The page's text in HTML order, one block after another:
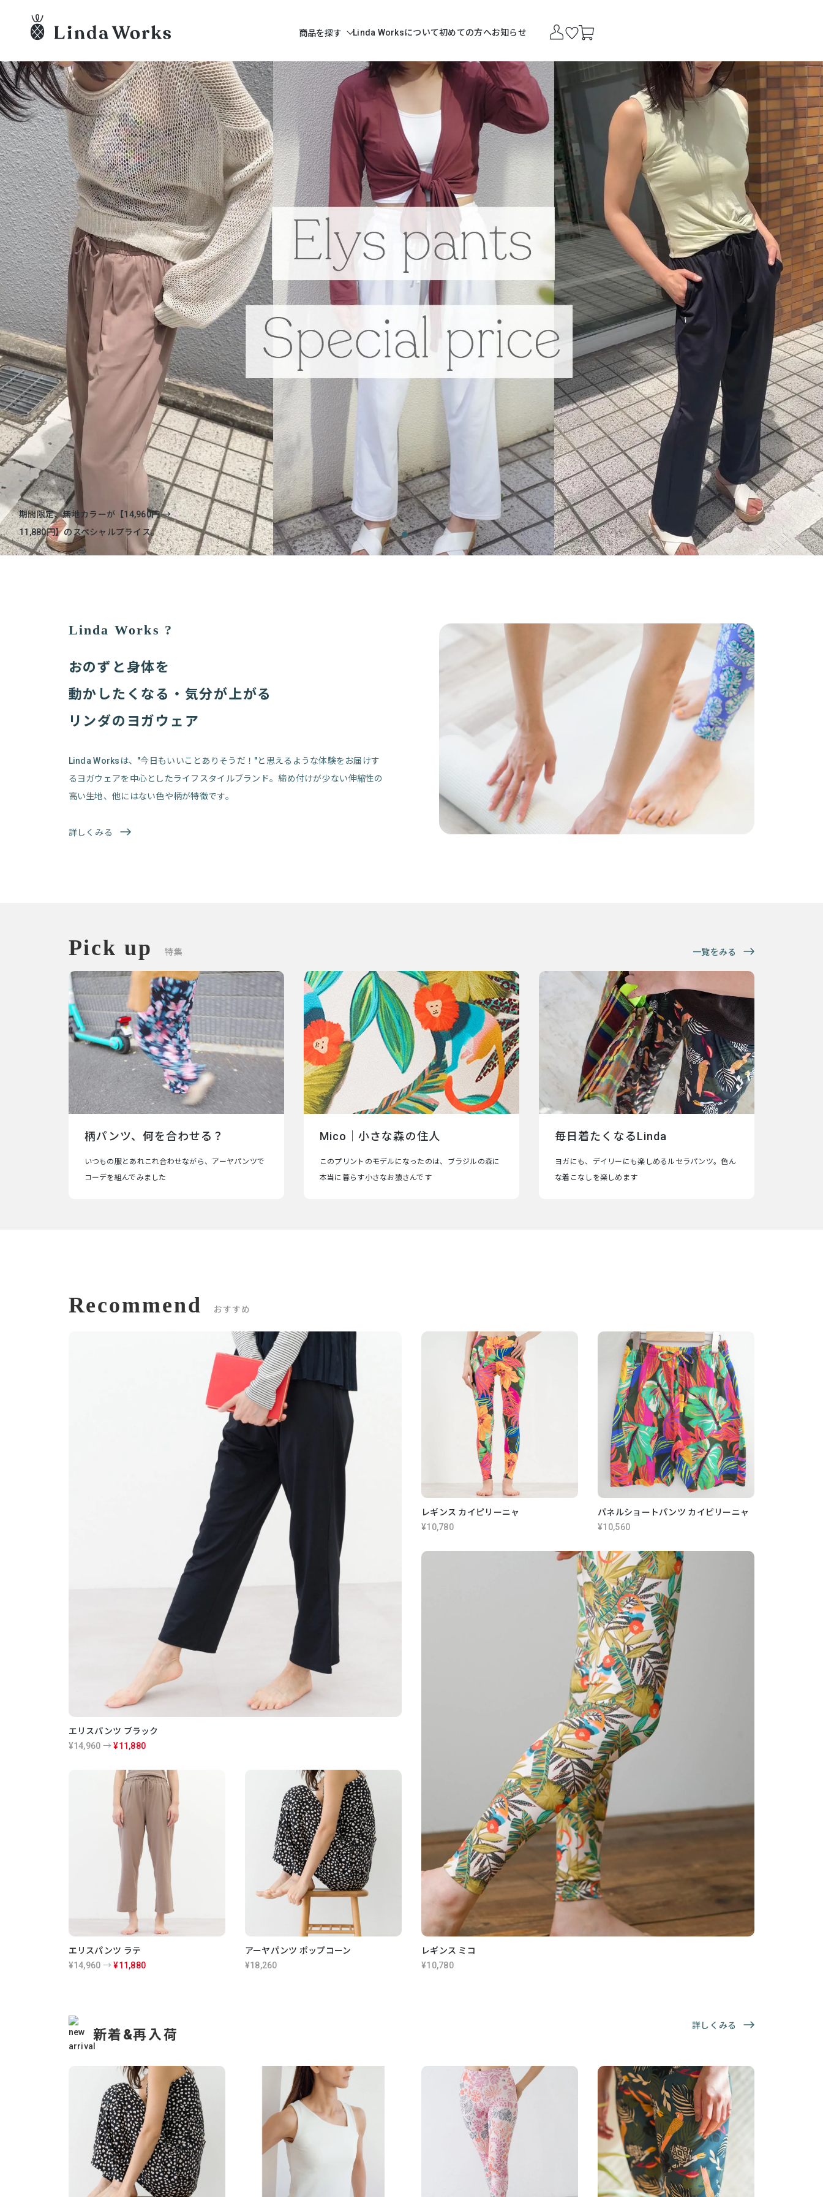
商品を探す Linda Worksについて初めての方へお知らせ
太陽が似合う、トロピカルプリント。7月28
日夜9時〜掲載スタート。
Linda Works ?
おのずと身体を
動かしたくなる・気分が上がる
リンダのヨガウェア
Linda Worksは、"今日もいいことありそうだ！"と思えるような体験をお届けす
るヨガウェアを中心としたライフスタイルブランド。締め付けが少ない伸縮性の
高い生地、他にはない色や柄が特徴です。
詳しくみる
Pick up 特集 一覧をみる
柄パンツ、何を合わせる？
いつもの服とあれこれ合わせながら、アーヤパンツで
コーデを組んでみました
Mico｜小さな森の住人
このプリントのモデルになったのは、ブラジルの森に
本当に暮らす小さなお猿さんです
毎日着たくなるLinda
ヨガにも、デイリーにも楽しめるルセラパンツ。色ん
な着こなしを楽しめます
Recommend おすすめ
エリスパンツ ブラック
¥14,960 →¥11,880
エリスパンツ ラテ
¥14,960 →¥11,880
アーヤパンツ ポップコーン
¥18,260
レギンス カイピリーニャ
¥10,780
パネルショートパンツ カイピリーニャ
¥10,560
レギンス ミコ
¥10,780
新着&再入荷
詳しくみる